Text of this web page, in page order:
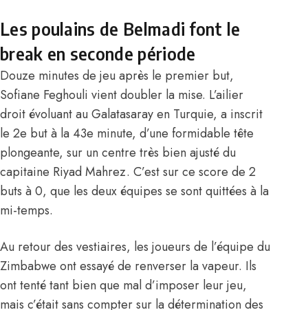
Les poulains de Belmadi font le
break en seconde période
Douze minutes de jeu après le premier but,
Sofiane Feghouli vient doubler la mise. L’ailier
droit évoluant au Galatasaray en Turquie, a inscrit
le 2e but à la 43e minute, d’une formidable tête
plongeante, sur un centre très bien ajusté du
capitaine Riyad Mahrez. C’est sur ce score de 2
buts à 0, que les deux équipes se sont quittées à la
mi-temps.
Au retour des vestiaires, les joueurs de l’équipe du
Zimbabwe ont essayé de renverser la vapeur. Ils
ont tenté tant bien que mal d’imposer leur jeu,
mais c’était sans compter sur la détermination des